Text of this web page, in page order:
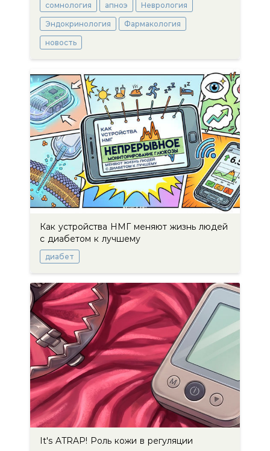
сомнология апноэ Неврология
Эндокринология Фармакология
новость
Как устройства НМГ меняют жизнь людей
с диабетом к лучшему
диабет
It's ATRAP! Роль кожи в регуляции